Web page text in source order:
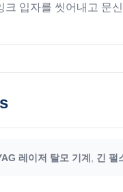
입자를 씻어내고 문
레이저 탈모 기계 긴 펄